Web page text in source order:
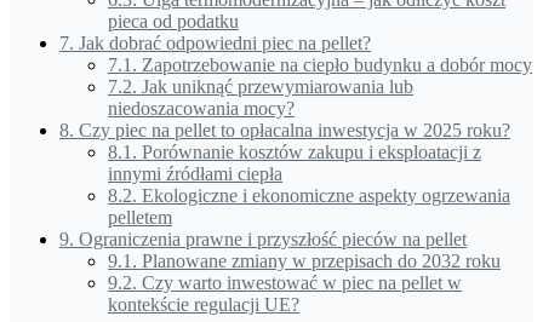
pieca od podatku
7. Jak dobrać odpowiedni piec na pellet?
7.1. Zapotrzebowanie na ciepło budynku a dobór mocy
7.2. Jak uniknąć przewymiarowania lub
niedoszacowania mocy?
8. Czy piec na pellet to opłacalna inwestycja w 2025 roku?
8.1. Porównanie kosztów zakupu i eksploatacji z
innymi źródłami ciepła
8.2. Ekologiczne i ekonomiczne aspekty ogrzewania
pelletem
9. Ograniczenia prawne i przyszłość pieców na pellet
9.1. Planowane zmiany w przepisach do 2032 roku
9.2. Czy warto inwestować w piec na pellet w
kontekście regulacji UE?